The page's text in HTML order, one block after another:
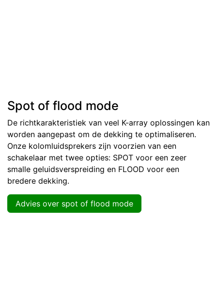
Spot of flood mode
De richtkarakteristiek van veel K-array oplossingen kan
worden aangepast om de dekking te optimaliseren.
Onze kolomluidsprekers zijn voorzien van een
schakelaar met twee opties: SPOT voor een zeer
smalle geluidsverspreiding en FLOOD voor een
bredere dekking.
Advies over spot of flood mode